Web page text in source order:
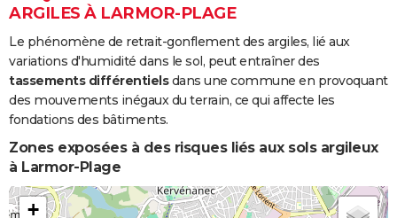
ARGILES À LARMOR-PLAGE
Le phénomène de retrait-gonflement des argiles, lié aux
variations d'humidité dans le sol, peut entraîner des
tassements différentielsdans une commune en provoquant
des mouvements inégaux du terrain, ce qui affecte les
fondations des bâtiments.
Zones exposées à des risques liés aux sols argileux
à Larmor-Plage
+